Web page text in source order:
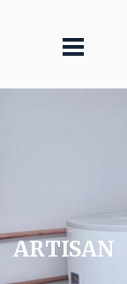
ARTISAN